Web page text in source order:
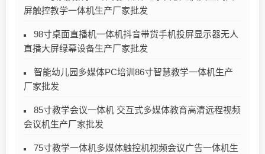
屏触控教学一体机生产厂家批发
98寸桌面直播机一体机抖音带货手机投屏显示器无人
直播大屏绿幕设备生产厂家批发
智能幼儿园多媒体PC培训86寸智慧教学一体机生产
厂家批发
85寸教学会议一体机 交互式多媒体教育高清远程视频
会议机生产厂家批发
75寸教学一体机多媒体触控机视频会议广告一体机生